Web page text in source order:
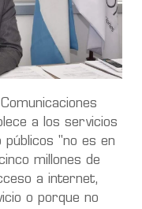
a los servicios
"no es en
millones de
a internet,
o porque no